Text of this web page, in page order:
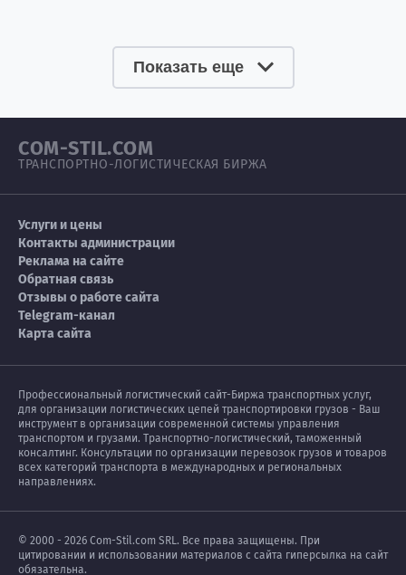
Показать еще
COM-STIL.COM
ТРАНСПОРТНО-ЛОГИСТИЧЕСКАЯ БИРЖА
Услуги и цены
Контакты администрации
Реклама на сайте
Обратная связь
Отзывы о работе сайта
Telegram-канал
Карта сайта
Профессиональный логистический сайт-Биржа транспортных услуг,
для организации логистических цепей транспортировки грузов - Ваш
инструмент в организации современной системы управления
транспортом и грузами. Транспортно-логистический, таможенный
консалтинг. Консультации по организации перевозок грузов и товаров
всех категорий транспорта в международных и региональных
направлениях.
© 2000 - 2026 Com-Stil.com SRL. Все права защищены. При
цитировании и использовании материалов с сайта гиперсылка на сайт
обязательна.